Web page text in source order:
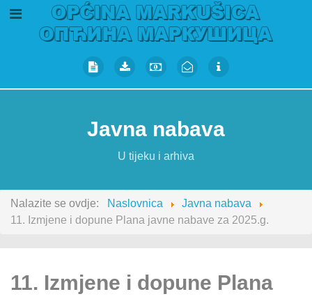
Javna nabava
U tijeku i arhiva
Nalazite se ovdje: Naslovnica
Javna nabava
11. Izmjene i dopune Plana javne nabave za 2025.g.
11. Izmjene i dopune Plana